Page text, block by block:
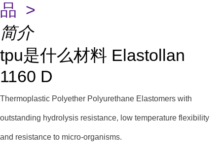
品 >
简介
tpu是什么材料 Elastollan
1160 D
Thermoplastic Polyether Polyurethane Elastomers with
outstanding hydrolysis resistance, low temperature flexibility
and resistance to micro-organisms.